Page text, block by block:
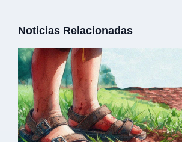
Noticias Relacionadas